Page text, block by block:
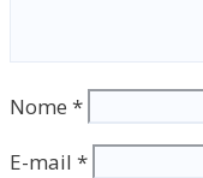
Nome *
E-mail *